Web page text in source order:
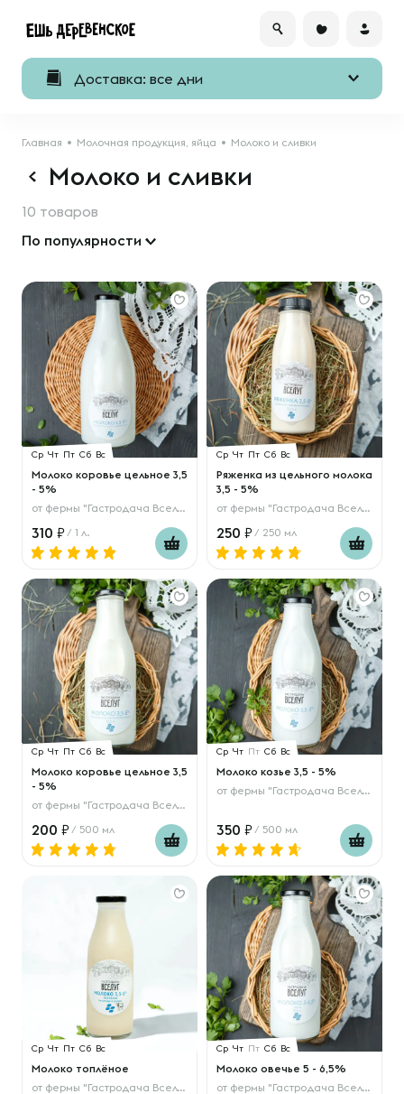
Доставка: все дни
Главная Молочная продукция, яйца Молоко и сливки
Молоко и сливки
10 товаров
По популярности
Ср Чт Пт Сб Вс
Молоко коровье цельное 3,5
- 5%
от фермы "Гастродача Вселуг"
310 / 1 л.
Ср Чт Пт Сб Вс
Ряженка из цельного молока
3,5 - 5%
от фермы "Гастродача Вселуг"
250 / 250 мл
Ср Чт Пт Сб Вс
Молоко коровье цельное 3,5
- 5%
от фермы "Гастродача Вселуг"
200 / 500 мл
Ср Чт Пт Сб Вс
Молоко козье 3,5 - 5%
от фермы "Гастродача Вселуг"
350 / 500 мл
Ср Чт Пт Сб Вс
Молоко топлёное
от фермы "Гастродача Вселуг"
Ср Чт Пт Сб Вс
Молоко овечье 5 - 6,5%
от фермы "Гастродача Вселуг"